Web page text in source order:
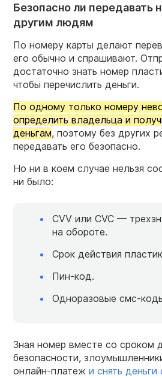
Безопасно ли передавать
другим людям
По номеру карты делают
его обычно и спрашивают.
достаточно знать номер
чтобы перечислить деньги.
По одному только номеру
определить владельца и
деньгам, поэтому без других
передавать его безопасно.
Но ни в коем случае нельзя
ни было:
CVV или CVC —
на обороте.
Срок действия
Пин-код.
Одноразовые смс-
Зная номер вместе со сроком
безопасности,
онлайн-платеж и снять